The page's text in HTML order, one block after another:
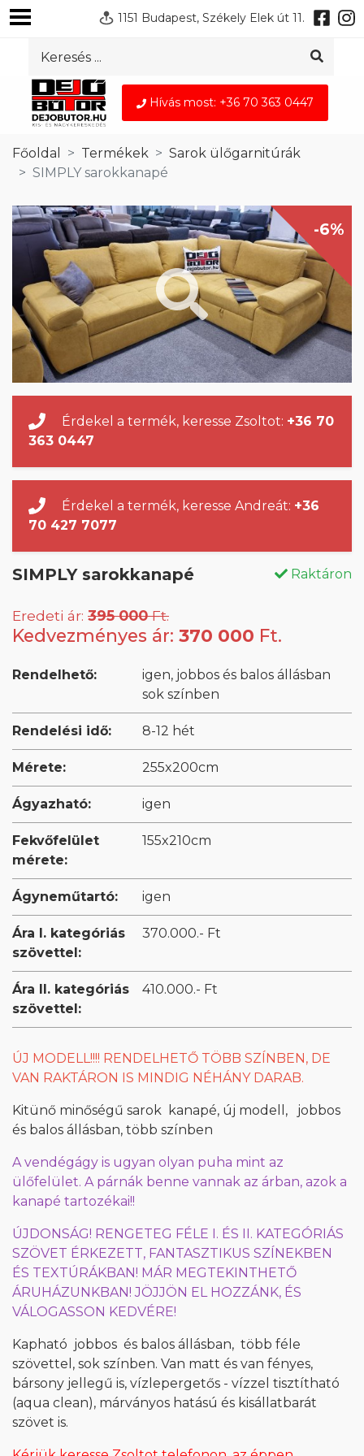
1151 Budapest, Székely Elek út 11.
Hívás most: +36 70 363 0447
Főoldal Termékek
Sarok ülőgarnitúrák
SIMPLY sarokkanapé
-6%
Érdekel a termék, keresse Zsoltot: +36 70
363 0447
Érdekel a termék, keresse Andreát: +36
70 427 7077
SIMPLY sarokkanapé Raktáron
Eredeti ár: 395 000Ft.
Kedvezményes ár: 370 000 Ft.
Rendelhető:
igen, jobbos és balos állásban
sok színben
Rendelési idő: 8-12 hét
Mérete: 255x200cm
Ágyazható: igen
Fekvőfelület
mérete:
155x210cm
Ágyneműtartó: igen
Ára I. kategóriás
szövettel:
370.000.- Ft
Ára II. kategóriás
szövettel:
410.000.- Ft
ÚJ MODELL!!!! RENDELHETŐ TÖBB SZÍNBEN, DE
VAN RAKTÁRON IS MINDIG NÉHÁNY DARAB.
Kitünő minőségű sarok kanapé, új modell, jobbos
és balos állásban, több színben
A vendégágy is ugyan olyan puha mint az
ülőfelület. A párnák benne vannak az árban, azok a
kanapé tartozékai!!
ÚJDONSÁG! RENGETEG FÉLE I. ÉS II. KATEGÓRIÁS
SZÖVET ÉRKEZETT, FANTASZTIKUS SZÍNEKBEN
ÉS TEXTÚRÁKBAN! MÁR MEGTEKINTHETŐ
ÁRUHÁZUNKBAN! JÖJJÖN EL HOZZÁNK, ÉS
VÁLOGASSON KEDVÉRE!
Kapható jobbos és balos állásban, több féle
szövettel, sok színben. Van matt és van fényes,
bársony jellegű is, vízlepergetős - vízzel tisztítható
(aqua clean), márványos hatású és kisállatbarát
szövet is.